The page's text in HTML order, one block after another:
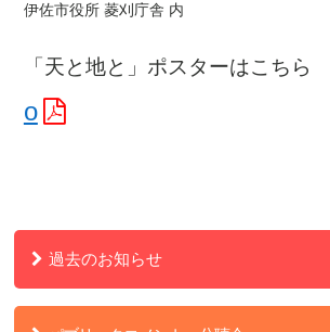
伊佐市役所 菱刈庁舎 内
「天と地と」ポスターはこちら
o
過去のお知らせ